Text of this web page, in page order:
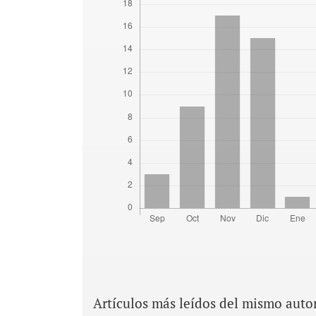
Artículos más leídos del mismo